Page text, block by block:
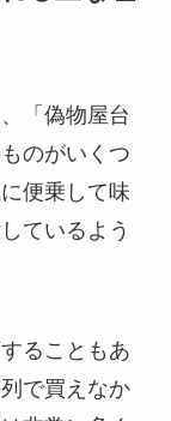
「偽物屋台
のがいくつ
便乗して味
ているよう
ることもあ
で買えなか